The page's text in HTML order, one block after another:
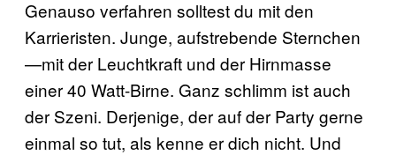
Genauso verfahren solltest du mit den
Karrieristen. Junge, aufstrebende Sternchen
—mit der Leuchtkraft und der Hirnmasse
einer 40 Watt-Birne. Ganz schlimm ist auch
der Szeni. Derjenige, der auf der Party gerne
einmal so tut, als kenne er dich nicht. Und